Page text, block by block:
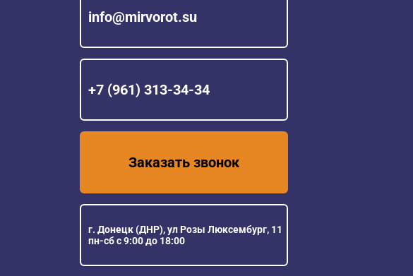
info@mirvorot.su
+7 (961) 313-34-34
Заказать звонок
г. Донецк (ДНР), ул Розы Люксембург, 11
пн-сб с 9:00 до 18:00